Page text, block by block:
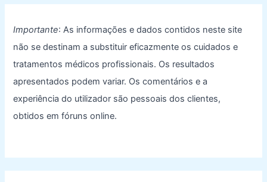
Importante: As informações e dados contidos neste site
não se destinam a substituir eficazmente os cuidados e
tratamentos médicos profissionais. Os resultados
apresentados podem variar. Os comentários e a
experiência do utilizador são pessoais dos clientes,
obtidos em fóruns online.